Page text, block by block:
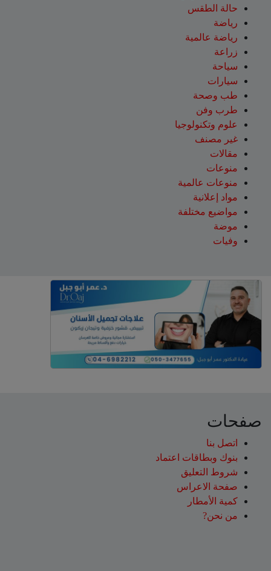
حالة الطقس
رياضة
رياضة عالمية
زراعة
سياحة
سيارات
طب وصحة
طرب وفن
علوم وتكنولوجيا
غير مصنف
مقالات
منوعات
منوعات عالمية
مواد إعلانية
مواضيع مختلفة
موضة
وفيات
صفحات
اتصل بنا
بنوك وبطاقات اعتماد
شروط التعليق‎
صفحة الاعراس
كمية الأمطار
من نحن?